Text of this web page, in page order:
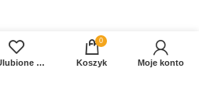
Ulubione produkty
0
Koszyk Moje konto